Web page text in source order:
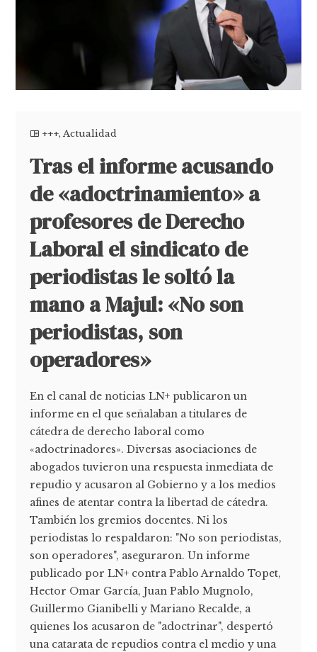
+++,Actualidad
Tras el informe acusando
de «adoctrinamiento» a
profesores de Derecho
Laboral el sindicato de
periodistas le soltó la
mano a Majul: «No son
periodistas, son
operadores»
En el canal de noticias LN+ publicaron un
informe en el que señalaban a titulares de
cátedra de derecho laboral como
«adoctrinadores». Diversas asociaciones de
abogados tuvieron una respuesta inmediata de
repudio y acusaron al Gobierno y a los medios
afines de atentar contra la libertad de cátedra.
También los gremios docentes. Ni los
periodistas lo respaldaron: "No son periodistas,
son operadores", aseguraron. Un informe
publicado por LN+ contra Pablo Arnaldo Topet,
Hector Omar García, Juan Pablo Mugnolo,
Guillermo Gianibelli y Mariano Recalde, a
quienes los acusaron de "adoctrinar", despertó
una catarata de repudios contra el medio y una